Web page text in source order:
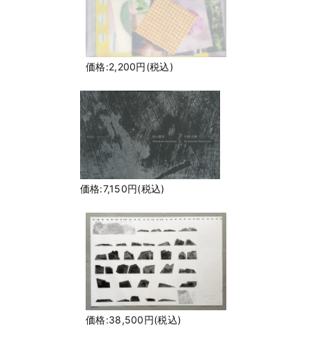
価格:2,200円(税込)
価格:7,150円(税込)
価格:38,500円(税込)